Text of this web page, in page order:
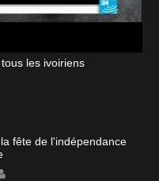
les ivoiriens
fête de l'indépendance